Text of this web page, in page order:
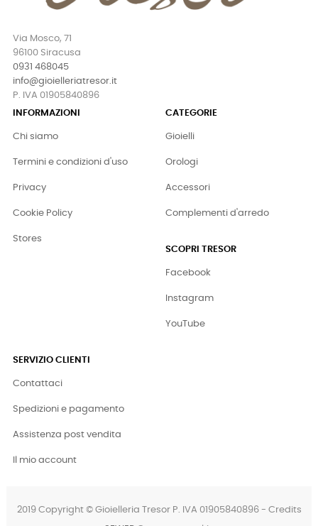
Via Mosco, 71
96100 Siracusa
0931 468045
info@gioielleriatresor.it
P. IVA 01905840896
INFORMAZIONI
Chi siamo
Termini e condizioni d'uso
Privacy
Cookie Policy
Stores
CATEGORIE
Gioielli
Orologi
Accessori
Complementi d'arredo
SCOPRI TRESOR
Facebook
Instagram
YouTube
SERVIZIO CLIENTI
Contattaci
Spedizioni e pagamento
Assistenza post vendita
Il mio account
2019 Copyright © Gioielleria Tresor P. IVA 01905840896 - Credits